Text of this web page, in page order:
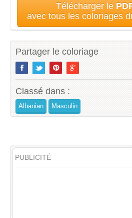
Télécharger le
avec tous les coloriages
Partager le coloriage
Classé dans :
Albanian Masculin
PUBLICITÉ